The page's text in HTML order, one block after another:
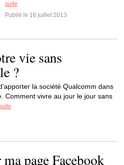
suite
Publié le 16 juillet 2013
vie sans
?
la société Qualcomm dans
Comment vivre au jour le jour sans
page Facebook